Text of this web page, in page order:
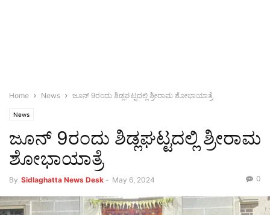
Home News ಜೂನ್ 9ರಂದು ಶಿಡ್ಲಘಟ್ಟದಲ್ಲಿ ಶ್ರೀರಾಮ ಶೋಭಾಯಾತ್ರೆ
News
ಜೂನ್ 9ರಂದು ಶಿಡ್ಲಘಟ್ಟದಲ್ಲಿ ಶ್ರೀರಾಮ
ಶೋಭಾಯಾತ್ರೆ
By Sidlaghatta News Desk - May 6, 2024 0